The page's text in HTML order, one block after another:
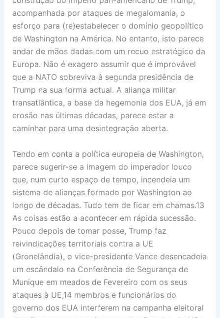
acompanhada por ataques de megalomania, o
esforço para (re)estabelecer o domínio geopolítico
de Washington na América. No entanto, isto parece
andar de mãos dadas com um recuo estratégico da
Europa. Não é exagero assumir que é improvável
que a NATO sobreviva à segunda presidência de
Trump na sua forma actual. A aliança militar
transatlântica, a base da hegemonia dos EUA, já em
erosão nas últimas décadas, parece estar a
caminhar para uma desintegração aberta.
Tendo em conta a política europeia de Washington,
parece sugerir-se a imagem do imperador louco
que, num curto espaço de tempo, incendeia um
sistema de alianças formado por Washington ao
longo de décadas. Tudo tem de ficar em chamas.13
As coisas estão a acontecer em rápida sucessão.
Pouco depois de tomar posse, Trump faz
reivindicações territoriais contra a UE
(Gronelândia), o vice-presidente Vance desencadeia
um escândalo na Conferência de Segurança de
Munique em meados de Fevereiro com os seus
ataques à UE,14 membros e funcionários do
governo dos EUA interferem na campanha eleitoral